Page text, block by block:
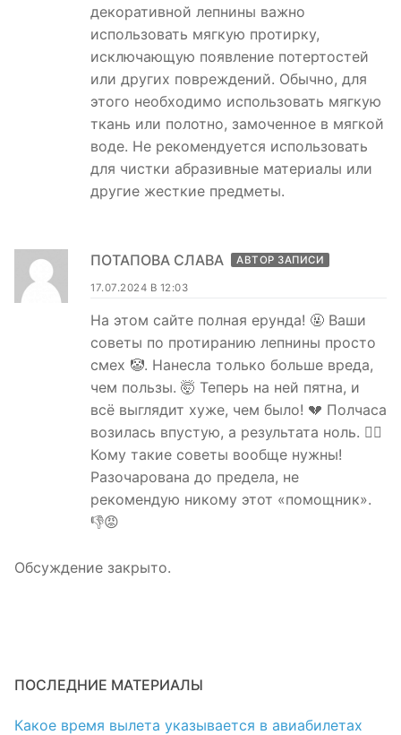
декоративной лепнины важно
использовать мягкую протирку,
исключающую появление потертостей
или других повреждений. Обычно, для
этого необходимо использовать мягкую
ткань или полотно, замоченное в мягкой
воде. Не рекомендуется использовать
для чистки абразивные материалы или
другие жесткие предметы.
ПОТАПОВА СЛАВА АВТОР ЗАПИСИ
17.07.2024 В 12:03
На этом сайте полная ерунда! 🤬 Ваши
советы по протиранию лепнины просто
смех 🤡. Нанесла только больше вреда,
чем пользы. 🤯 Теперь на ней пятна, и
всё выглядит хуже, чем было! 💔 Полчаса
возилась впустую, а результата ноль. 🙅‍♀️
Кому такие советы вообще нужны!
Разочарована до предела, не
рекомендую никому этот «помощник».
👎😡
Обсуждение закрыто.
ПОСЛЕДНИЕ МАТЕРИАЛЫ
Какое время вылета указывается в авиабилетах